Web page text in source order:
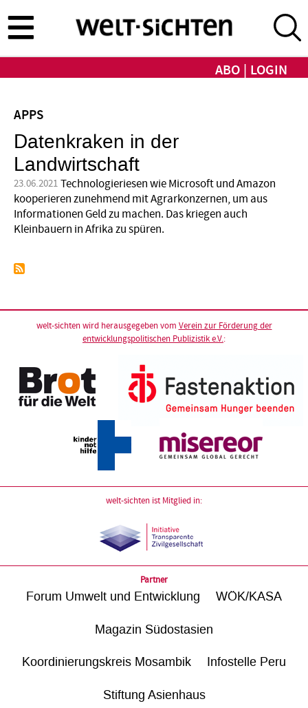
zum
Inhalt
ABO LOGIN
APPS
Datenkraken in der
Landwirtschaft
23.06.2021 Technologieriesen wie Microsoft und Amazon
kooperieren zunehmend mit Agrarkonzernen, um aus
Informationen Geld zu machen. Das kriegen auch
Kleinbauern in Afrika zu spüren.
welt-sichten wird herausgegeben vom Verein zur Förderung der
entwicklungspolitischen Publizistik e.V.:
welt-sichten ist Mitglied in:
Partner
Forum Umwelt und Entwicklung WÖK/KASA
Magazin Südostasien
Koordinierungskreis Mosambik Infostelle Peru
Stiftung Asienhaus